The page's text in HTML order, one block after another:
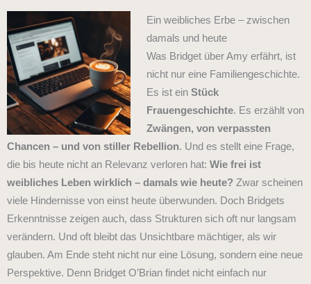
Ein weibliches Erbe – zwischen
damals und heute
Was Bridget über Amy erfährt, ist
nicht nur eine Familiengeschichte.
Es ist ein Stück
Frauengeschichte. Es erzählt von
Zwängen, von verpassten
Chancen – und von stiller Rebellion. Und es stellt eine Frage,
die bis heute nicht an Relevanz verloren hat: Wie frei ist
weibliches Leben wirklich – damals wie heute? Zwar scheinen
viele Hindernisse von einst heute überwunden. Doch Bridgets
Erkenntnisse zeigen auch, dass Strukturen sich oft nur langsam
verändern. Und oft bleibt das Unsichtbare mächtiger, als wir
glauben. Am Ende steht nicht nur eine Lösung, sondern eine neue
Perspektive. Denn Bridget O’Brian findet nicht einfach nur